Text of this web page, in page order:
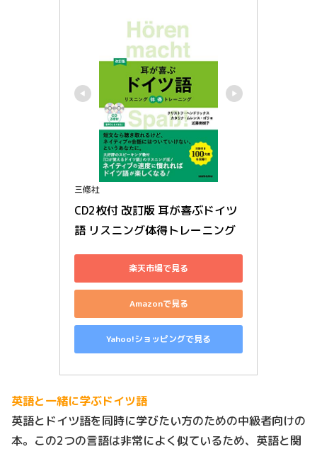
三修社
CD2枚付 改訂版 耳が喜ぶドイツ
語 リスニング体得トレーニング
楽天市場で見る
Amazonで見る
Yahoo!ショッピングで見る
英語と一緒に学ぶドイツ語
英語とドイツ語を同時に学びたい方のための中級者向けの
本。この2つの言語は非常によく似ているため、英語と関